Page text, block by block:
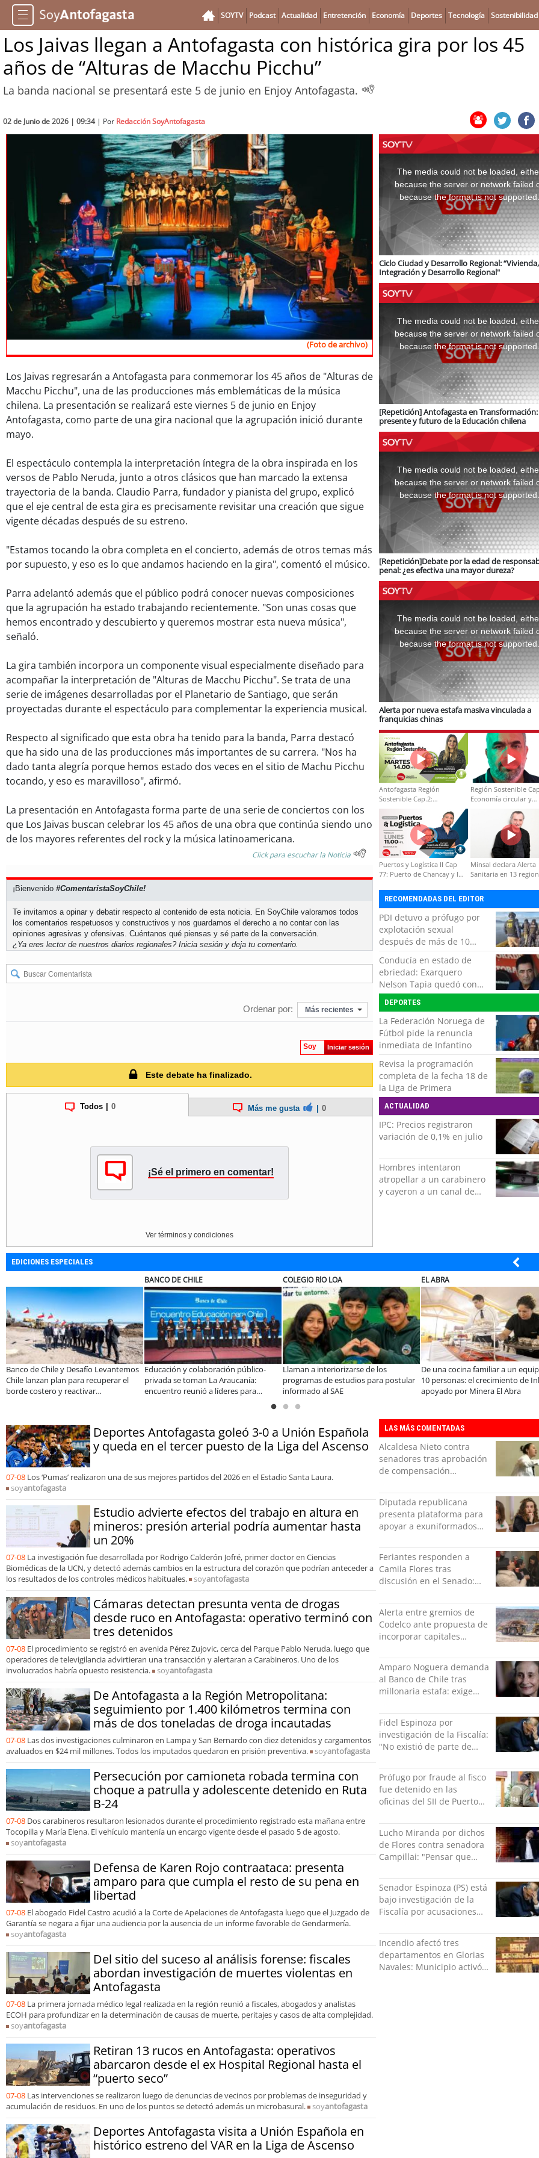
SOYTV Podcast Actualidad Entretención Economía Deportes Tecnología Sostenibilidad
Los Jaivas llegan a Antofagasta con histórica gira por los 45
años de “Alturas de Macchu Picchu”
La banda nacional se presentará este 5 de junio en Enjoy Antofagasta.
02 de Junio de 2026 | 09:34| Por Redacción SoyAntofagasta
(Foto de archivo)
Los Jaivas regresarán a Antofagasta para conmemorar los 45 años de "Alturas de
Macchu Picchu", una de las producciones más emblemáticas de la música
chilena. La presentación se realizará este viernes 5 de junio en Enjoy
Antofagasta, como parte de una gira nacional que la agrupación inició durante
mayo.
El espectáculo contempla la interpretación íntegra de la obra inspirada en los
versos de Pablo Neruda, junto a otros clásicos que han marcado la extensa
trayectoria de la banda. Claudio Parra, fundador y pianista del grupo, explicó
que el eje central de esta gira es precisamente revisitar una creación que sigue
vigente décadas después de su estreno.
"Estamos tocando la obra completa en el concierto, además de otros temas más
por supuesto, y eso es lo que andamos haciendo en la gira", comentó el músico.
Parra adelantó además que el público podrá conocer nuevas composiciones
que la agrupación ha estado trabajando recientemente. "Son unas cosas que
hemos encontrado y descubierto y queremos mostrar esta nueva música",
señaló.
La gira también incorpora un componente visual especialmente diseñado para
acompañar la interpretación de "Alturas de Macchu Picchu". Se trata de una
serie de imágenes desarrolladas por el Planetario de Santiago, que serán
proyectadas durante el espectáculo para complementar la experiencia musical.
Respecto al significado que esta obra ha tenido para la banda, Parra destacó
que ha sido una de las producciones más importantes de su carrera. "Nos ha
dado tanta alegría porque hemos estado dos veces en el sitio de Machu Picchu
tocando, y eso es maravilloso", afirmó.
La presentación en Antofagasta forma parte de una serie de conciertos con los
que Los Jaivas buscan celebrar los 45 años de una obra que continúa siendo uno
de los mayores referentes del rock y la música latinoamericana.
Click para escuchar la Noticia
¡Bienvenido #ComentaristaSoyChile!
Te invitamos a opinar y debatir respecto al contenido de esta noticia. En SoyChile valoramos todos
los comentarios respetuosos y constructivos y nos guardamos el derecho a no contar con las
opiniones agresivas y ofensivas. Cuéntanos qué piensas y sé parte de la conversación.
¿Ya eres lector de nuestros diarios regionales? Inicia sesión y deja tu comentario.
Ordenar por: Más recientes
Soy Iniciar sesión
Este debate ha finalizado.
Todos 0 Más me gusta 0
¡Sé el primero en comentar!
Ver términos y condiciones
window.
The media could not be loaded,
because the server or network failed
because the format is not supported.
Ciclo Ciudad y Desarrollo Regional: “Vivienda,
Integración y Desarrollo Regional"
window.
The media could not be loaded,
because the server or network failed
because the format is not supported.
[Repetición] Antofagasta en Transformación:
presente y futuro de la Educación chilena
window.
The media could not be loaded,
because the server or network failed
because the format is not supported.
[Repetición]Debate por la edad de
penal: ¿es efectiva una mayor dureza?
window.
The media could not be loaded,
because the server or network failed
because the format is not supported.
Alerta por nueva estafa masiva vinculada a
franquicias chinas
Antofagasta Región
Sostenible Cap.2:
Educación ambiental y
formación de capacidades
técnicas
Región Sostenible
Economía circular y
Puertos y Logística II Cap
77: Puerto de Chancay y la
Minsal declara Alerta
Sanitaria en 13
RECOMENDADAS DEL EDITOR
PDI detuvo a prófugo por
explotación sexual
después de más de 10
horas de navegación en la
zona austral
Conducía en estado de
ebriedad: Exarquero
Nelson Tapia quedó con
lesiones graves tras
accidente vehicular
DEPORTES
La Federación Noruega de
Fútbol pide la renuncia
inmediata de Infantino
Revisa la programación
completa de la fecha 18 de
la Liga de Primera
ACTUALIDAD
IPC: Precios registraron
variación de 0,1% en julio
Hombres intentaron
atropellar a un carabinero
y cayeron a un canal de
EDICIONES ESPECIALES
familiar a un equipo de
el crecimiento de Inkillay
Minera El Abra
Claves para comprar
electrodomésticos durante el Black
Sale
A dos años de la Ley Karin:
especialistas afirman que el desafío es
consolidar un cambio cultural en las
organizaciones
¿Qué buscan hoy las familias en la
tecnología para el hogar?
JAC
en el
Deportes Antofagasta goleó 3-0 a Unión Española
y queda en el tercer puesto de la Liga del Ascenso
07-08 Los ‘Pumas’ realizaron una de sus mejores partidos del 2026 en el Estadio Santa Laura.
soyantofagasta
Estudio advierte efectos del trabajo en altura en
mineros: presión arterial podría aumentar hasta
un 20%
07-08 La investigación fue desarrollada por Rodrigo Calderón Jofré, primer doctor en Ciencias
Biomédicas de la UCN, y detectó además cambios en la estructura del corazón que podrían anteceder a
los resultados de los controles médicos habituales.
soyantofagasta
Cámaras detectan presunta venta de drogas
desde ruco en Antofagasta: operativo terminó con
tres detenidos
07-08 El procedimiento se registró en avenida Pérez Zujovic, cerca del Parque Pablo Neruda, luego que
operadores de televigilancia advirtieran una transacción y alertaran a Carabineros. Uno de los
involucrados habría opuesto resistencia.
soyantofagasta
De Antofagasta a la Región Metropolitana:
seguimiento por 1.400 kilómetros termina con
más de dos toneladas de droga incautadas
07-08 Las dos investigaciones culminaron en Lampa y San Bernardo con diez detenidos y cargamentos
avaluados en $24 mil millones. Todos los imputados quedaron en prisión preventiva.
soyantofagasta
Persecución por camioneta robada termina con
choque a patrulla y adolescente detenido en Ruta
B-24
07-08 Dos carabineros resultaron lesionados durante el procedimiento registrado esta mañana entre
Tocopilla y María Elena. El vehículo mantenía un encargo vigente desde el pasado 5 de agosto.
soyantofagasta
Defensa de Karen Rojo contraataca: presenta
amparo para que cumpla el resto de su pena en
libertad
07-08 El abogado Fidel Castro acudió a la Corte de Apelaciones de Antofagasta luego que el Juzgado de
Garantía se negara a fijar una audiencia por la ausencia de un informe favorable de Gendarmería.
soyantofagasta
Del sitio del suceso al análisis forense: fiscales
abordan investigación de muertes violentas en
Antofagasta
07-08 La primera jornada médico legal realizada en la región reunió a fiscales, abogados y analistas
ECOH para profundizar en la determinación de causas de muerte, peritajes y casos de alta complejidad.
soyantofagasta
Retiran 13 rucos en Antofagasta: operativos
abarcaron desde el ex Hospital Regional hasta el
“puerto seco”
07-08 Las intervenciones se realizaron luego de denuncias de vecinos por problemas de inseguridad y
acumulación de residuos. En uno de los puntos se detectó además un microbasural.
soyantofagasta
Deportes Antofagasta visita a Unión Española en
histórico estreno del VAR en la Liga de Ascenso
LAS MÁS COMENTADAS
Alcaldesa Nieto contra
senadores tras aprobación
de compensación
indolente"
Diputada republicana
presenta plataforma para
apoyar a exuniformados
social
Feriantes responden a
Camila Flores tras
discusión en el Senado:
orgullo”
Alerta entre gremios de
Codelco ante propuesta de
incorporar capitales
Amparo Noguera demanda
al Banco de Chile tras
millonaria estafa: exige
Fidel Espinoza por
investigación de la Fiscalía:
"No existió de parte de
violencia física ni verbal"
Prófugo por fraude al fisco
fue detenido en las
oficinas del SII de Puerto
facturas
Lucho Miranda por dichos
de Flores contra senadora
Campillai: "Pensar que
es una forma de quitar
dignidad"
Senador Espinoza (PS) está
bajo investigación de la
Fiscalía por acusaciones
su pareja
Incendio afectó tres
departamentos en Glorias
Navales: Municipio activó